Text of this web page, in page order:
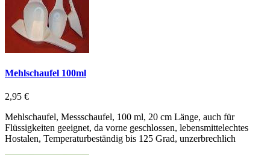
Mehlschaufel 100ml
2,95 €
Mehlschaufel, Messschaufel, 100 ml, 20 cm Länge, auch für
Flüssigkeiten geeignet, da vorne geschlossen, lebensmittelechtes
Hostalen, Temperaturbeständig bis 125 Grad, unzerbrechlich